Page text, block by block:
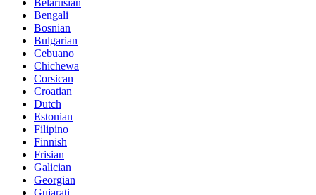
Bengali
Bosnian
Bulgarian
Cebuano
Chichewa
Corsican
Croatian
Dutch
Estonian
Filipino
Finnish
Frisian
Galician
Georgian
Gujarati